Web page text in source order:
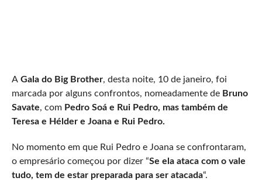
AGala do Big Brother, desta noite, 10 de janeiro, foi
marcada por alguns confrontos, nomeadamente de Bruno
Savate, com Pedro Soá e Rui Pedro, mas também de
Teresa e Hélder e Joana e Rui Pedro.
No momento em que Rui Pedro e Joana se confrontaram,
o empresário começou por dizer “Se ela ataca com o vale
tudo, tem de estar preparada para ser atacada“.